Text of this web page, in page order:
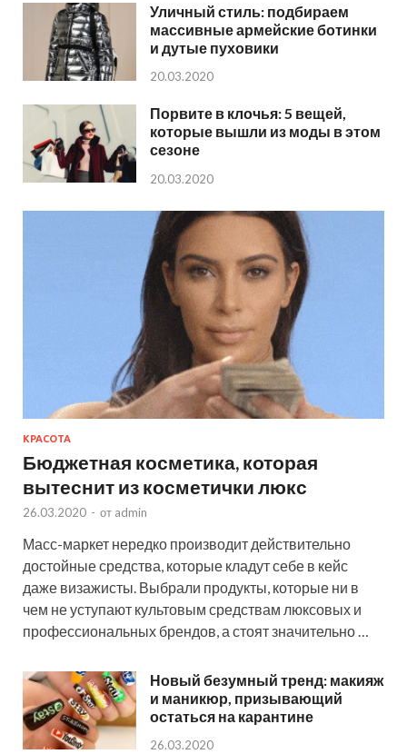
Уличный стиль: подбираем
массивные армейские ботинки
и дутые пуховики
20.03.2020
Порвите в клочья: 5 вещей,
которые вышли из моды в этом
сезоне
20.03.2020
КРАСОТА
Бюджетная косметика, которая
вытеснит из косметички люкс
26.03.2020 - от admin
Масс-маркет нередко производит действительно
достойные средства, которые кладут себе в кейс
даже визажисты. Выбрали продукты, которые ни в
чем не уступают культовым средствам люксовых и
профессиональных брендов, а стоят значительно …
Новый безумный тренд: макияж
и маникюр, призывающий
остаться на карантине
26.03.2020